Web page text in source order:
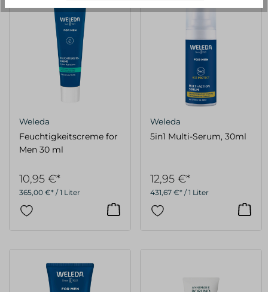
Weleda
Feuchtigkeitscreme for
Men 30 ml
365,00 €* / 1 Liter
10,95 €*
Weleda
5in1 Multi-Serum, 30ml
431,67 €* / 1 Liter
12,95 €*